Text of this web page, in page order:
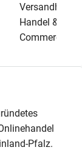
Handel & E-
Commerce
Pfalz.